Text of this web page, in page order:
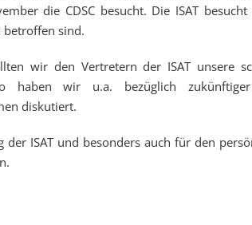
die CDSC besucht. Die ISAT
betroffen sind.
wir den Vertretern der ISAT unsere
haben wir u.a. bezüglich
diskutiert.
der ISAT und besonders auch für den